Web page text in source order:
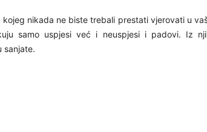
nikada ne biste trebali prestati vjerovati u
samo uspjesi već i neuspjesi i padovi. Iz
sanjate.